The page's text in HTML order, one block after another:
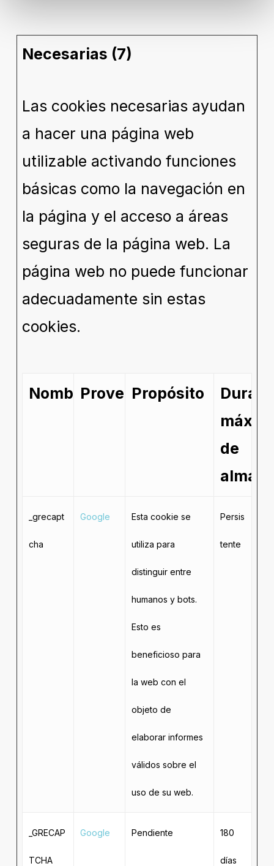
Necesarias (7)
Las cookies necesarias ayudan
a hacer una página web
utilizable activando funciones
básicas como la navegación en
la página y el acceso a áreas
seguras de la página web. La
página web no puede funcionar
adecuadamente sin estas
cookies.
NombreProveedorPropósito
de
_grecapt
cha
Google Esta cookie se
utiliza para
distinguir entre
humanos y bots.
Esto es
beneficioso para
la web con el
objeto de
elaborar informes
válidos sobre el
uso de su web.
Persis
tente
_GRECAP
TCHA
Google Pendiente 180
días